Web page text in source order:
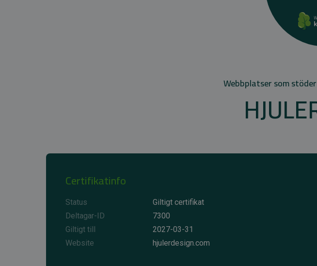
Webbplatser som
Certifikatinfo
Status
Giltigt certifikat
Deltagar-ID
7300
Giltigt till
2027-03-31
Website
hjulerdesign.com